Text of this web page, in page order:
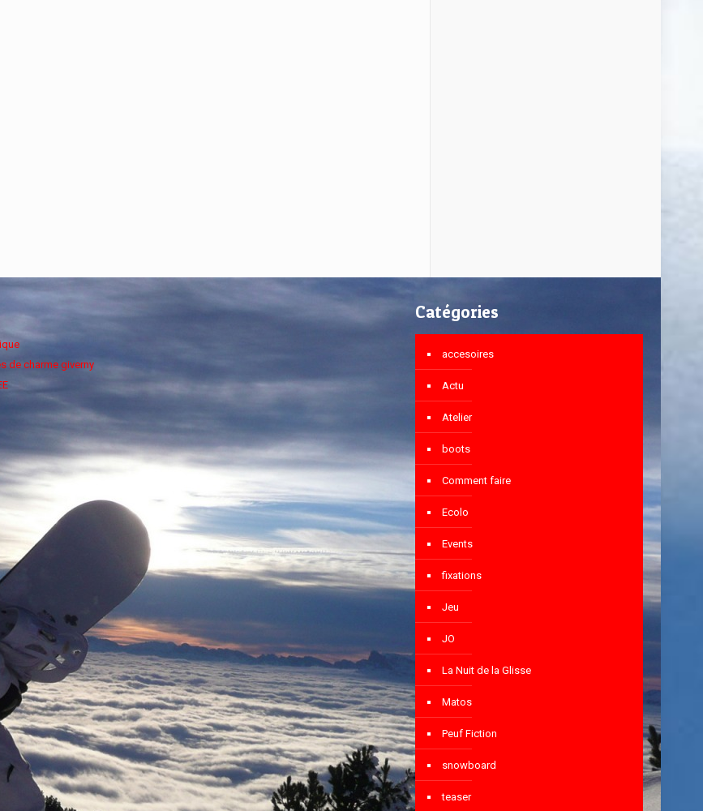
de charme giverny
Catégories
accesoires
Actu
Atelier
boots
Comment faire
Ecolo
Events
fixations
Jeu
JO
La Nuit de la Glisse
Matos
Peuf Fiction
snowboard
teaser